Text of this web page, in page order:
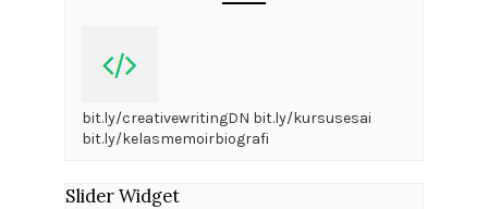
bit.ly/creativewritingDN bit.ly/kursusesai
bit.ly/kelasmemoirbiografi
Slider Widget